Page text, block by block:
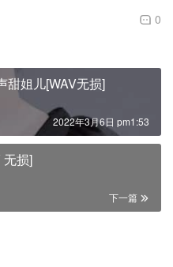
0
甜姐儿[WAV无损]
2022年3月6日 pm1:53
无损]
下一篇